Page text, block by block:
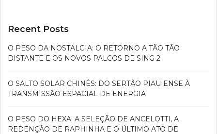
Recent Posts
O PESO DA NOSTALGIA: O RETORNO A TÃO TÃO
DISTANTE E OS NOVOS PALCOS DE SING 2
O SALTO SOLAR CHINÊS: DO SERTÃO PIAUIENSE À
TRANSMISSÃO ESPACIAL DE ENERGIA
O PESO DO HEXA: A SELEÇÃO DE ANCELOTTI, A
REDENÇÃO DE RAPHINHA E O ÚLTIMO ATO DE